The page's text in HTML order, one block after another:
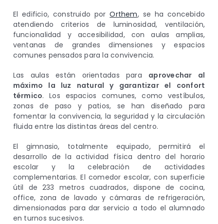
El edificio, construido porOrthem, se ha concebido
atendiendo criterios de luminosidad, ventilación,
funcionalidad y accesibilidad, con aulas amplias,
ventanas de grandes dimensiones y espacios
comunes pensados para la convivencia.
Las aulas están orientadas para aprovechar al
máximo la luz natural y garantizar el confort
térmico. Los espacios comunes, como vestíbulos,
zonas de paso y patios, se han diseñado para
fomentar la convivencia, la seguridad y la circulación
fluida entre las distintas áreas del centro.
El gimnasio, totalmente equipado, permitirá el
desarrollo de la actividad física dentro del horario
escolar y la celebración de actividades
complementarias. El comedor escolar, con superficie
útil de 233 metros cuadrados, dispone de cocina,
office, zona de lavado y cámaras de refrigeración,
dimensionadas para dar servicio a todo el alumnado
en turnos sucesivos.